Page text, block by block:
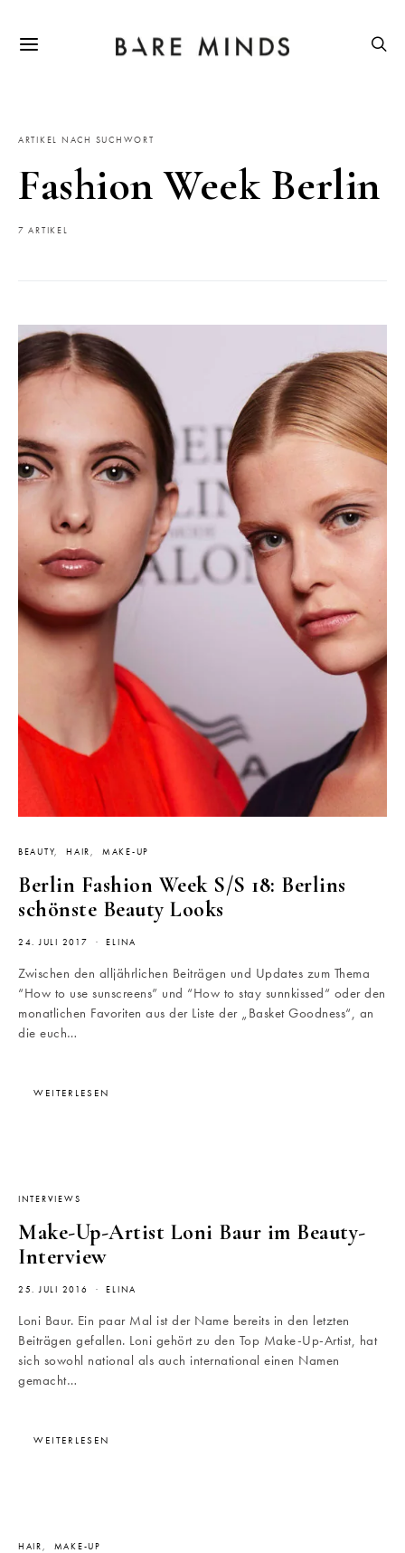
ARTIKEL NACH SUCHWORT
Fashion Week Berlin
7 ARTIKEL
BEAUTY HAIR MAKE-UP
Berlin Fashion Week S/S 18: Berlins
schönste Beauty Looks
24. JULI 2017 ELINA
Zwischen den alljährlichen Beiträgen und Updates zum Thema
“How to use sunscreens” und “How to stay sunnkissed“ oder den
monatlichen Favoriten aus der Liste der „Basket Goodness“, an
die euch…
WEITERLESEN
INTERVIEWS
Make-Up-Artist Loni Baur im Beauty-
Interview
25. JULI 2016 ELINA
Loni Baur. Ein paar Mal ist der Name bereits in den letzten
Beiträgen gefallen. Loni gehört zu den Top Make-Up-Artist, hat
sich sowohl national als auch international einen Namen
gemacht…
WEITERLESEN
HAIR MAKE-UP